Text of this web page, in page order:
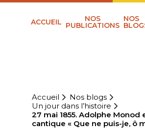
ACCUEIL NOS
PUBLICATIONS
NOS
Accueil
Nos blogs
Un jour dans l’histoire
27 mai 1855. Adolphe Monod
cantique « Que ne puis-je, ô